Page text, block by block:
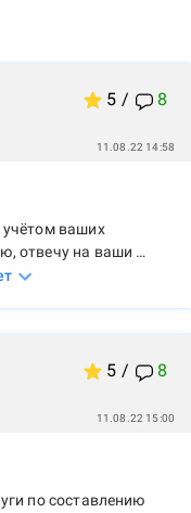
5 / 8
11.08.22 14:58
учётом ваших
отвечу на ваши
5 / 8
11.08.22 15:00
по составлению